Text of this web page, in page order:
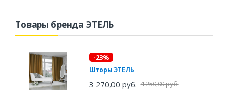
Товары бренда ЭТЕЛЬ
-23%
Шторы ЭТЕЛЬ
3 270,00 руб. 4 250,00 руб.